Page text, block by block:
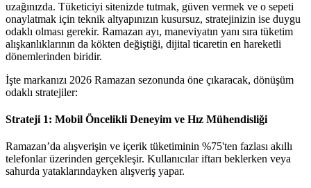
uzağınızda. Tüketiciyi sitenizde tutmak, güven vermek ve o sepeti
onaylatmak için teknik altyapınızın kusursuz, stratejinizin ise duygu
odaklı olması gerekir. Ramazan ayı, maneviyatın yanı sıra tüketim
alışkanlıklarının da kökten değiştiği, dijital ticaretin en hareketli
dönemlerinden biridir.
İşte markanızı 2026 Ramazan sezonunda öne çıkaracak, dönüşüm
odaklı stratejiler:
Strateji 1: Mobil Öncelikli Deneyim ve Hız Mühendisliği
Ramazan’da alışverişin ve içerik tüketiminin %75'ten fazlası akıllı
telefonlar üzerinden gerçekleşir. Kullanıcılar iftarı beklerken veya
sahurda yataklarındayken alışveriş yapar.